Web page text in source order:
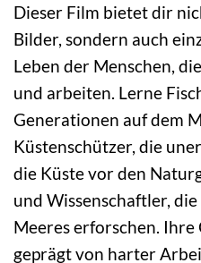
Dieser Film bietet dir
Bilder, sondern auch
Leben der Menschen,
und arbeiten. Lerne
Generationen auf dem
Küstenschützer, die
die Küste vor den
und Wissenschaftler,
Meeres erforschen. Ihre
geprägt von harter